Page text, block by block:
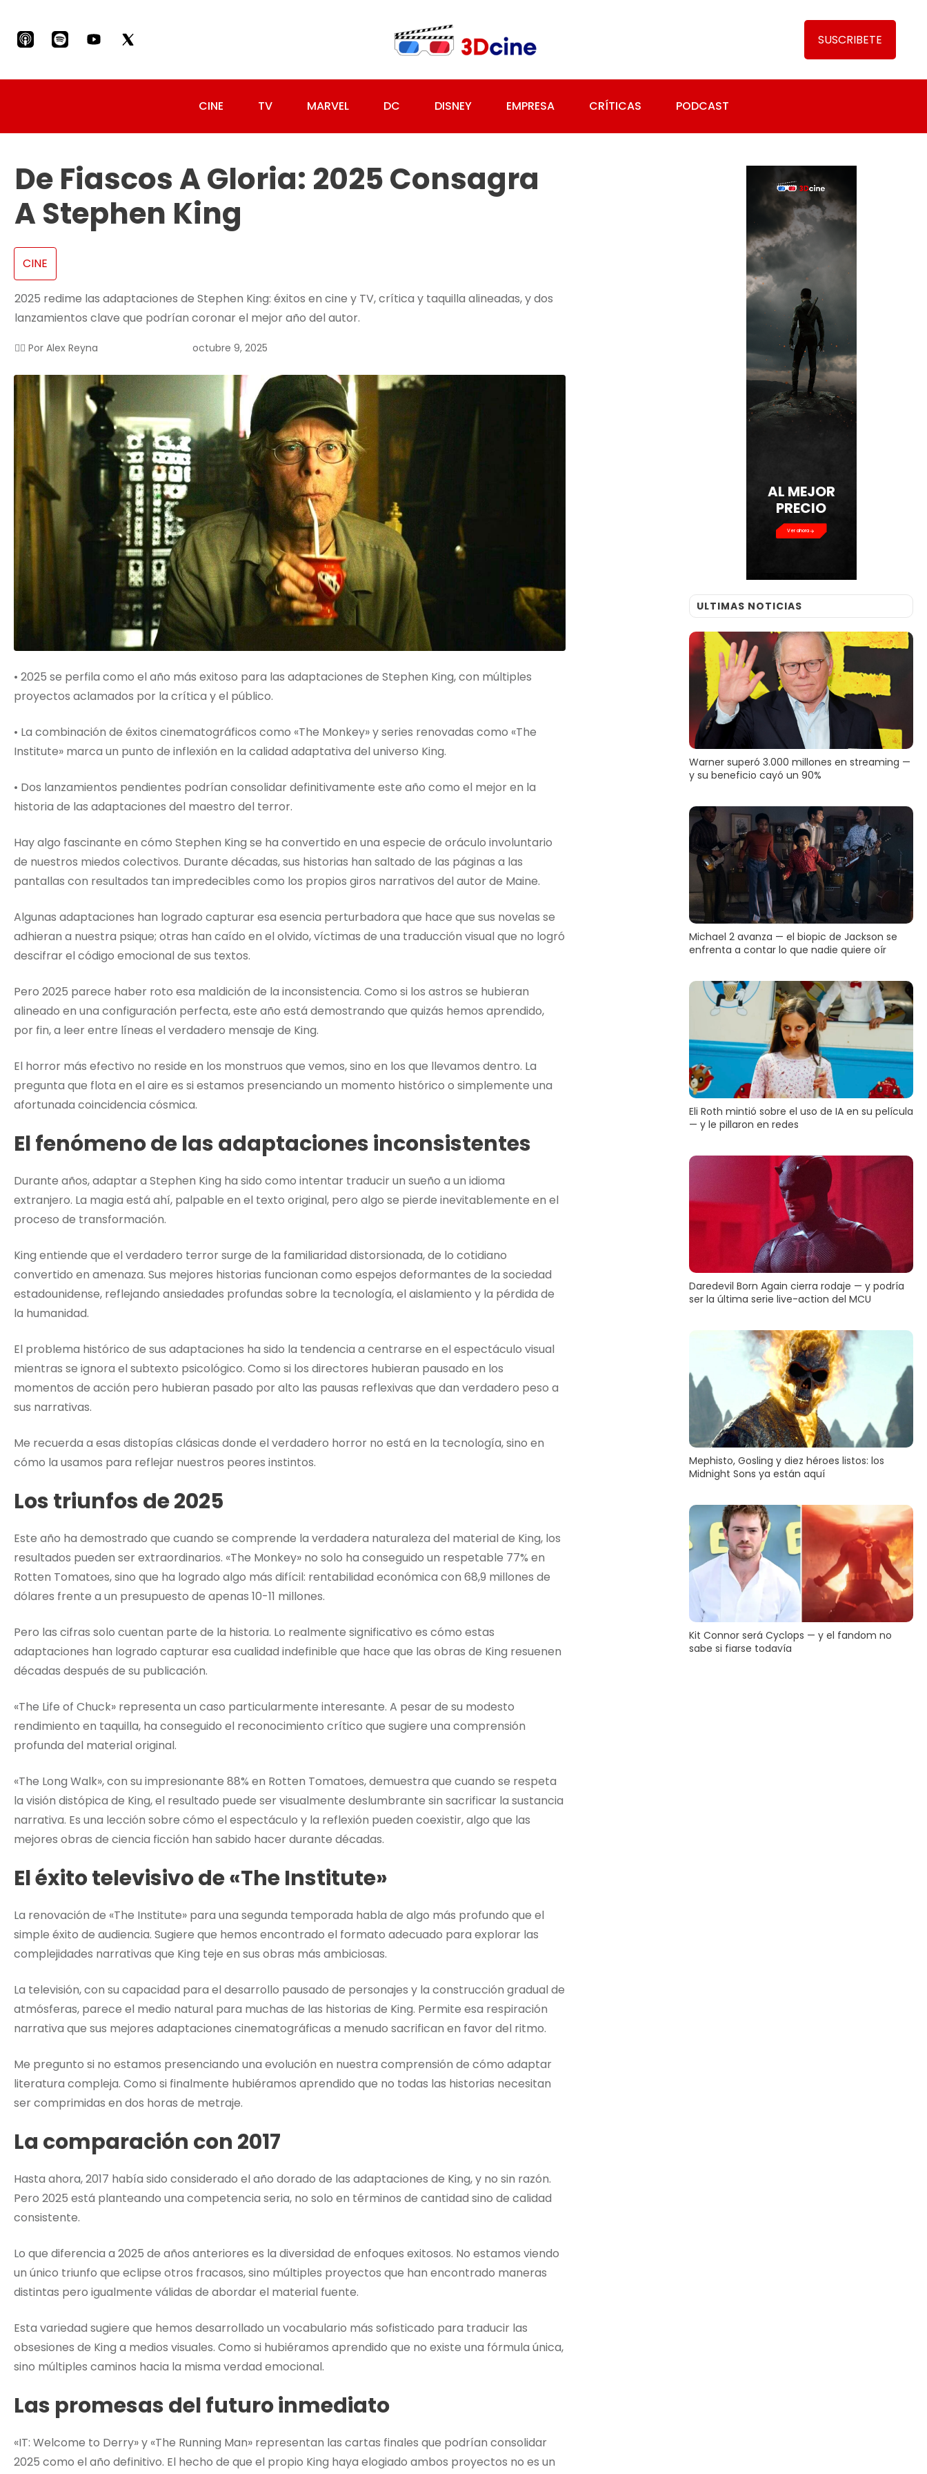
SUSCRIBETE
CINE TV MARVEL DC DISNEY EMPRESA CRÍTICAS PODCAST
De Fiascos A Gloria: 2025 Consagra
A Stephen King
CINE
2025 redime las adaptaciones de Stephen King: éxitos en cine y TV, crítica y taquilla alineadas, y dos
lanzamientos clave que podrían coronar el mejor año del autor.
✍🏻 Por Alex Reyna octubre 9, 2025
• 2025 se perfila como el año más exitoso para las adaptaciones de Stephen King, con múltiples
proyectos aclamados por la crítica y el público.
• La combinación de éxitos cinematográficos como «The Monkey» y series renovadas como «The
Institute» marca un punto de inflexión en la calidad adaptativa del universo King.
• Dos lanzamientos pendientes podrían consolidar definitivamente este año como el mejor en la
historia de las adaptaciones del maestro del terror.
Hay algo fascinante en cómo Stephen King se ha convertido en una especie de oráculo involuntario
de nuestros miedos colectivos. Durante décadas, sus historias han saltado de las páginas a las
pantallas con resultados tan impredecibles como los propios giros narrativos del autor de Maine.
Algunas adaptaciones han logrado capturar esa esencia perturbadora que hace que sus novelas se
adhieran a nuestra psique; otras han caído en el olvido, víctimas de una traducción visual que no logró
descifrar el código emocional de sus textos.
Pero 2025 parece haber roto esa maldición de la inconsistencia. Como si los astros se hubieran
alineado en una configuración perfecta, este año está demostrando que quizás hemos aprendido,
por fin, a leer entre líneas el verdadero mensaje de King.
El horror más efectivo no reside en los monstruos que vemos, sino en los que llevamos dentro. La
pregunta que flota en el aire es si estamos presenciando un momento histórico o simplemente una
afortunada coincidencia cósmica.
El fenómeno de las adaptaciones inconsistentes
Durante años, adaptar a Stephen King ha sido como intentar traducir un sueño a un idioma
extranjero. La magia está ahí, palpable en el texto original, pero algo se pierde inevitablemente en el
proceso de transformación.
King entiende que el verdadero terror surge de la familiaridad distorsionada, de lo cotidiano
convertido en amenaza. Sus mejores historias funcionan como espejos deformantes de la sociedad
estadounidense, reflejando ansiedades profundas sobre la tecnología, el aislamiento y la pérdida de
la humanidad.
El problema histórico de sus adaptaciones ha sido la tendencia a centrarse en el espectáculo visual
mientras se ignora el subtexto psicológico. Como si los directores hubieran pausado en los
momentos de acción pero hubieran pasado por alto las pausas reflexivas que dan verdadero peso a
sus narrativas.
Me recuerda a esas distopías clásicas donde el verdadero horror no está en la tecnología, sino en
cómo la usamos para reflejar nuestros peores instintos.
Los triunfos de 2025
Este año ha demostrado que cuando se comprende la verdadera naturaleza del material de King, los
resultados pueden ser extraordinarios. «The Monkey» no solo ha conseguido un respetable 77% en
Rotten Tomatoes, sino que ha logrado algo más difícil: rentabilidad económica con 68,9 millones de
dólares frente a un presupuesto de apenas 10-11 millones.
Pero las cifras solo cuentan parte de la historia. Lo realmente significativo es cómo estas
adaptaciones han logrado capturar esa cualidad indefinible que hace que las obras de King resuenen
décadas después de su publicación.
«The Life of Chuck» representa un caso particularmente interesante. A pesar de su modesto
rendimiento en taquilla, ha conseguido el reconocimiento crítico que sugiere una comprensión
profunda del material original.
«The Long Walk», con su impresionante 88% en Rotten Tomatoes, demuestra que cuando se respeta
la visión distópica de King, el resultado puede ser visualmente deslumbrante sin sacrificar la sustancia
narrativa. Es una lección sobre cómo el espectáculo y la reflexión pueden coexistir, algo que las
mejores obras de ciencia ficción han sabido hacer durante décadas.
El éxito televisivo de «The Institute»
La renovación de «The Institute» para una segunda temporada habla de algo más profundo que el
simple éxito de audiencia. Sugiere que hemos encontrado el formato adecuado para explorar las
complejidades narrativas que King teje en sus obras más ambiciosas.
La televisión, con su capacidad para el desarrollo pausado de personajes y la construcción gradual de
atmósferas, parece el medio natural para muchas de las historias de King. Permite esa respiración
narrativa que sus mejores adaptaciones cinematográficas a menudo sacrifican en favor del ritmo.
Me pregunto si no estamos presenciando una evolución en nuestra comprensión de cómo adaptar
literatura compleja. Como si finalmente hubiéramos aprendido que no todas las historias necesitan
ser comprimidas en dos horas de metraje.
La comparación con 2017
Hasta ahora, 2017 había sido considerado el año dorado de las adaptaciones de King, y no sin razón.
Pero 2025 está planteando una competencia seria, no solo en términos de cantidad sino de calidad
consistente.
Lo que diferencia a 2025 de años anteriores es la diversidad de enfoques exitosos. No estamos viendo
un único triunfo que eclipse otros fracasos, sino múltiples proyectos que han encontrado maneras
distintas pero igualmente válidas de abordar el material fuente.
Esta variedad sugiere que hemos desarrollado un vocabulario más sofisticado para traducir las
obsesiones de King a medios visuales. Como si hubiéramos aprendido que no existe una fórmula única,
sino múltiples caminos hacia la misma verdad emocional.
Las promesas del futuro inmediato
«IT: Welcome to Derry» y «The Running Man» representan las cartas finales que podrían consolidar
2025 como el año definitivo. El hecho de que el propio King haya elogiado ambos proyectos no es un
AL MEJOR
PRECIO
ULTIMAS NOTICIAS
Warner superó 3.000 millones en streaming —
y su beneficio cayó un 90%
Michael 2 avanza — el biopic de Jackson se
enfrenta a contar lo que nadie quiere oír
Eli Roth mintió sobre el uso de IA en su película
— y le pillaron en redes
Daredevil Born Again cierra rodaje — y podría
ser la última serie live-action del MCU
Mephisto, Gosling y diez héroes listos: los
Midnight Sons ya están aquí
Kit Connor será Cyclops — y el fandom no
sabe si fiarse todavía